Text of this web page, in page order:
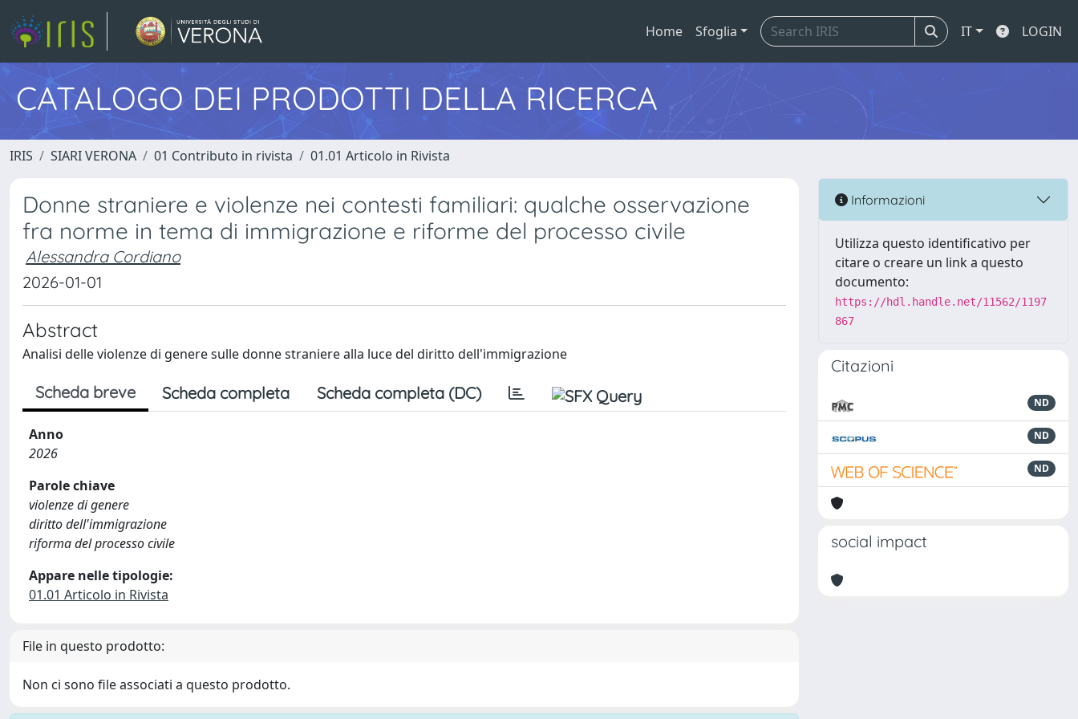
Home Sfoglia IT LOGIN
CATALOGO DEI PRODOTTI DELLA RICERCA
IRIS SIARI VERONA 01 Contributo in rivista 01.01 Articolo in Rivista
Donne straniere e violenze nei contesti familiari: qualche osservazione
fra norme in tema di immigrazione e riforme del processo civile
Alessandra Cordiano
2026-01-01
Abstract
Analisi delle violenze di genere sulle donne straniere alla luce del diritto dell'immigrazione
Scheda breve Scheda completa Scheda completa (DC)
Anno
2026
Parole chiave
violenze di genere
diritto dell'immigrazione
riforma del processo civile
Appare nelle tipologie:
01.01 Articolo in Rivista
File in questo prodotto:
Non ci sono file associati a questo prodotto.
Informazioni
Utilizza questo identificativo per
citare o creare un link a questo
documento:
https://hdl.handle.net/11562/1197
867
Citazioni
ND
ND
ND
social impact